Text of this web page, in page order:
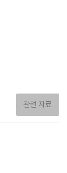
관련 자료